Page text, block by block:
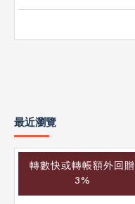
最近瀏覽
轉數快或轉帳額外回贈
3%